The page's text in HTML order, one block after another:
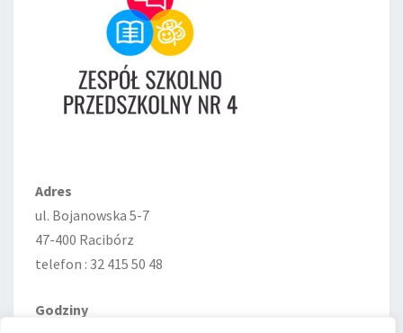
Adres
ul. Bojanowska 5-7
47-400 Racibórz
telefon : 32 415 50 48
Godziny